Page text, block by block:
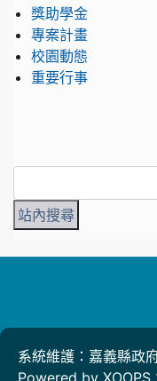
獎助學金
專案計畫
校園動態
重要行事
系統維護：嘉義縣政
Powered by